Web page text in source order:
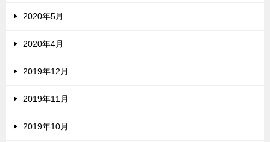
2020年5月
2020年4月
2019年12月
2019年11月
2019年10月